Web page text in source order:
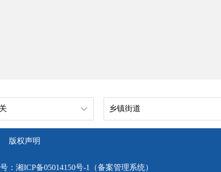
乡镇街道
版权声明
： 湘ICP备05014150号-1（备案管理系统）